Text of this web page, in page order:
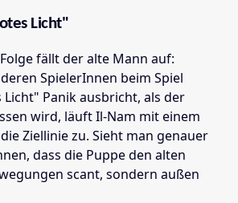
Licht"
fällt der alte Mann auf:
SpielerInnen beim Spiel
Licht" Panik ausbricht, als der
wird, läuft Il-Nam mit einem
Ziellinie zu. Sieht man genauer
dass die Puppe den alten
scant, sondern außen